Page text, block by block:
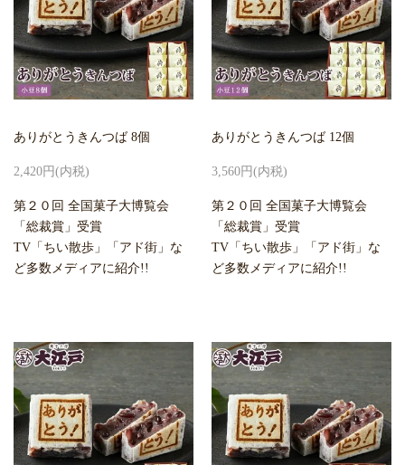
ありがとうきんつば 8個
2,420円(内税)
第２０回 全国菓子大博覧会
「総裁賞」受賞
TV「ちい散歩」「アド街」な
ど多数メディアに紹介!!
ありがとうきんつば 12個
3,560円(内税)
第２０回 全国菓子大博覧会
「総裁賞」受賞
TV「ちい散歩」「アド街」な
ど多数メディアに紹介!!